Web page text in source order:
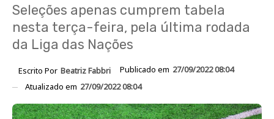
Seleções apenas cumprem tabela
nesta terça-feira, pela última rodada
da Liga das Nações
Escrito Por Beatriz Fabbri Publicado em 27/09/2022 08:04
Atualizado em 27/09/2022 08:04